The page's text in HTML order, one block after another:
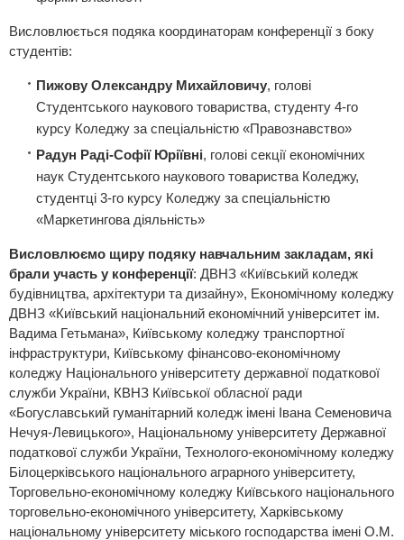
Висловлюється подяка координаторам конференції з боку
студентів:
Пижову Олександру Михайловичу, голові
Студентського наукового товариства, студенту 4-го
курсу Коледжу за спеціальністю «Правознавство»
Радун Раді-Софії Юріївні, голові секції економічних
наук Студентського наукового товариства Коледжу,
студентці 3-го курсу Коледжу за спеціальністю
«Маркетингова діяльність»
Висловлюємо щиру подяку навчальним закладам, які
брали участь у конференції: ДВНЗ «Київський коледж
будівництва, архітектури та дизайну», Економічному коледжу
ДВНЗ «Київський національний економічний університет ім.
Вадима Гетьмана», Київському коледжу транспортної
інфраструктури, Київському фінансово-економічному
коледжу Національного університету державної податкової
служби України, КВНЗ Київської обласної ради
«Богуславський гуманітарний коледж імені Івана Семеновича
Нечуя-Левицького», Національному університету Державної
податкової служби України, Технолого-економічному коледжу
Білоцерківського національного аграрного університету,
Торговельно-економічному коледжу Київського національного
торговельно-економічного університету, Харківському
національному університету міського господарства імені О.М.